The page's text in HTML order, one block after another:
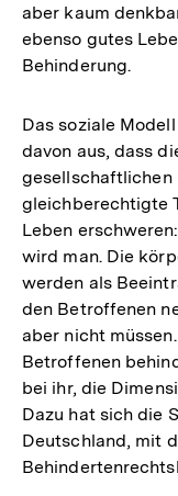
aber kaum
ebenso gutes
Behinderung.
Das soziale
davon aus, dass
gesellschaftlichen
gleichberechtigte
Leben
wird man. Die
werden als
den Betroffenen
aber nicht
Betroffenen
bei ihr, die
Dazu hat sich die
Deutschland, mit